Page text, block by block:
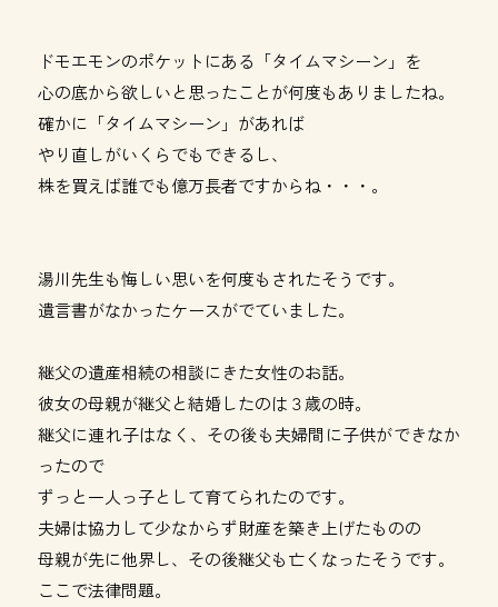
ドモエモンのポケットにある「タイムマシーン」を
心の底から欲しいと思ったことが何度もありましたね。
確かに「タイムマシーン」があれば
やり直しがいくらでもできるし、
株を買えば誰でも億万長者ですからね・・・。
湯川先生も悔しい思いを何度もされたそうです。
遺言書がなかったケースがでていました。
継父の遺産相続の相談にきた女性のお話。
彼女の母親が継父と結婚したのは３歳の時。
継父に連れ子はなく、その後も夫婦間に子供ができなか
ったので
ずっと一人っ子として育てられたのです。
夫婦は協力して少なからず財産を築き上げたものの
母親が先に他界し、その後継父も亡くなったそうです。
ここで法律問題。